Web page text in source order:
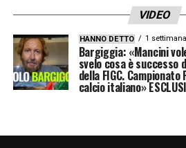
alle prese con il “caso
Barcellona che deve fare i
giovane talento in
sempre più compromessa.
VIDEO
HANNO DETTO 1
Bargiggia: «Mancini
svelo cosa è successo
della FIGC.
calcio italiano»